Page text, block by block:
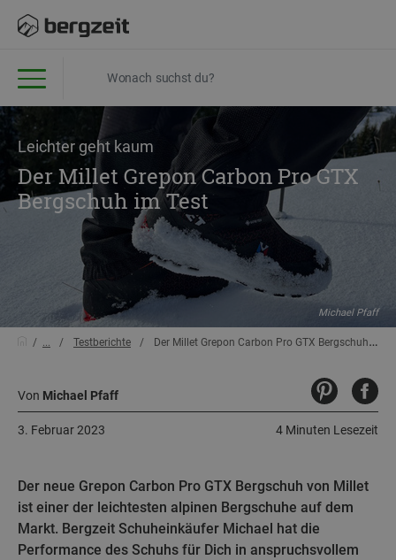
Leichter geht kaum
Der Millet Grepon Carbon Pro GTX
Bergschuh im Test
Michael Pfaff
... Testberichte Der Millet Grepon Carbon Pro GTX Bergschuh im Test
Von Michael Pfaff
4 Minuten Lesezeit
3. Februar 2023
Der neue Grepon Carbon Pro GTX Bergschuh von Millet
ist einer der leichtesten alpinen Bergschuhe auf dem
Markt. Bergzeit Schuheinkäufer Michael hat die
Performance des Schuhs für Dich in anspruchsvollem